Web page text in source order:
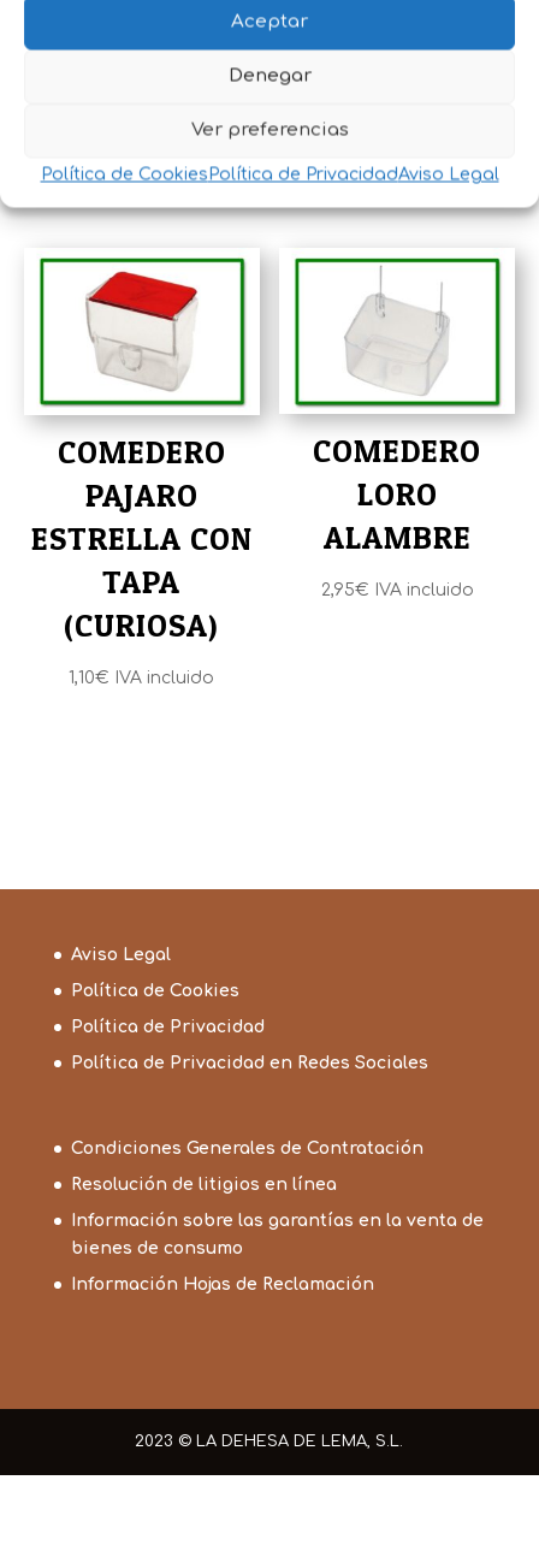
Aceptar
Denegar
Ver preferencias
Política de Cookies Política de PrivacidadAviso Legal
CAPILLA-RUBI
0.060 Kg
0,85€ IVA incluido
PARA PAJAROS
GARDEN
10,10€ IVA incluido
COMEDERO
PAJARO
ESTRELLA CON
TAPA
(CURIOSA)
1,10€ IVA incluido
COMEDERO
LORO
ALAMBRE
2,95€ IVA incluido
Aviso Legal
Política de Cookies
Política de Privacidad
Política de Privacidad en Redes Sociales
Condiciones Generales de Contratación
Resolución de litigios en línea
Información sobre las garantías en la venta de
bienes de consumo
Información Hojas de Reclamación
2023 © LA DEHESA DE LEMA, S.L.